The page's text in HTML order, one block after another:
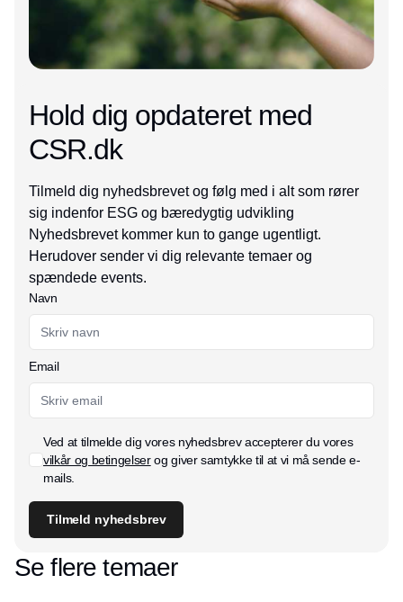
Hold dig opdateret med
CSR.dk
Tilmeld dig nyhedsbrevet og følg med i alt som rører
sig indenfor ESG og bæredygtig udvikling
Nyhedsbrevet kommer kun to gange ugentligt.
Herudover sender vi dig relevante temaer og
spændede events.
Navn
Email
Ved at tilmelde dig vores nyhedsbrev accepterer du vores
vilkår og betingelserog giver samtykke til at vi må sende e-
mails.
Tilmeld nyhedsbrev
Se flere temaer